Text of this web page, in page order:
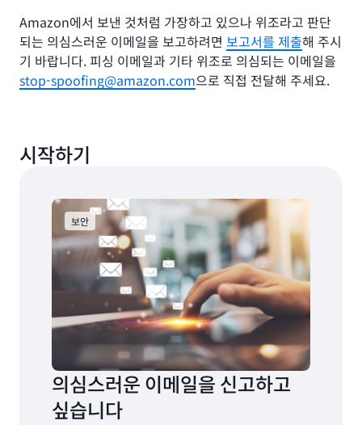
Amazon에서 보낸 것처럼 가장하고 있으나 위조라고 판단
되는 의심스러운 이메일을 보고하려면 보고서를 제출해 주시
기 바랍니다. 피싱 이메일과 기타 위조로 의심되는 이메일을
stop-spoofing@amazon.com으로 직접 전달해 주세요.
시작하기
보안
의심스러운 이메일을 신고하고
싶습니다